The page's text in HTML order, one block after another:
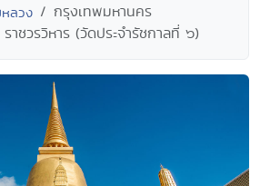
ลวง
กรุงเทพมหานคร
าชวรวิหาร (วัดประจำรัชกาลที่ ๖)